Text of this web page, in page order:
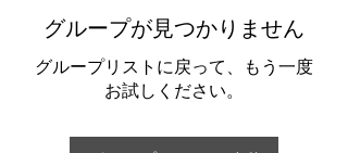
グループが見つかりません
グループリストに戻って、もう一度
お試しください。